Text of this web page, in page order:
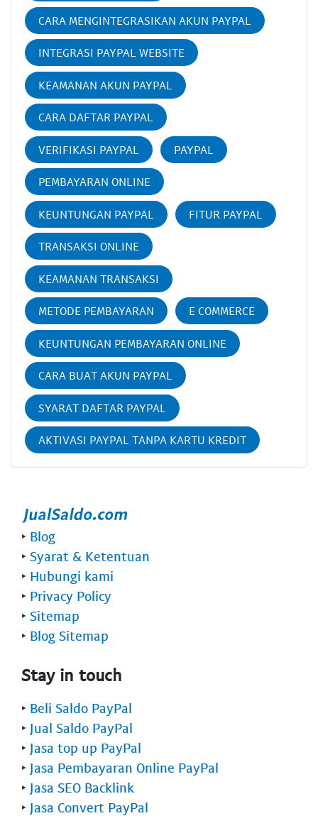
CARA MENGINTEGRASIKAN AKUN PAYPAL
INTEGRASI PAYPAL WEBSITE
KEAMANAN AKUN PAYPAL
CARA DAFTAR PAYPAL
VERIFIKASI PAYPAL PAYPAL
PEMBAYARAN ONLINE
KEUNTUNGAN PAYPAL FITUR PAYPAL
TRANSAKSI ONLINE
KEAMANAN TRANSAKSI
METODE PEMBAYARAN E COMMERCE
KEUNTUNGAN PEMBAYARAN ONLINE
CARA BUAT AKUN PAYPAL
SYARAT DAFTAR PAYPAL
AKTIVASI PAYPAL TANPA KARTU KREDIT
‣ Blog
‣ Syarat & Ketentuan
‣ Hubungi kami
‣ Privacy Policy
‣ Sitemap
‣ Blog Sitemap
Stay in touch
‣ Beli Saldo PayPal
‣ Jual Saldo PayPal
‣ Jasa top up PayPal
‣ Jasa Pembayaran Online PayPal
‣ Jasa SEO Backlink
‣ Jasa Convert PayPal